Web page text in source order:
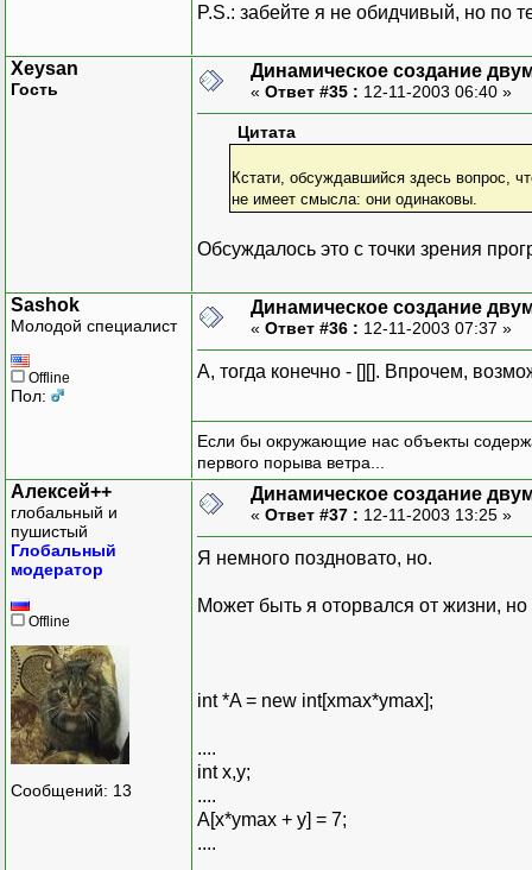
P.S.: забейте я не обидчивый, но по
Xeysan
Гость
Динамическое создание
« Ответ #35 : 12-11-2003 06:40 »
Цитата
Кстати, обсуждавшийся здесь вопрос,
не имеет смысла: они одинаковы.
Обсуждалось это с точки зрения
Sashok
Молодой специалист
Offline
Пол:
Динамическое создание
« Ответ #36 : 12-11-2003 07:37 »
А, тогда конечно - [][]. Впрочем,
Если бы окружающие нас объекты
первого порыва ветра...
Алексей++
глобальный и
пушистый
Глобальный
модератор
Offline
Сообщений: 13
Динамическое создание
« Ответ #37 : 12-11-2003 13:25 »
Я немного поздновато, но.
Может быть я оторвался от жизни,
int *A = new int[xmax*ymax];
....
int x,y;
....
A[x*ymax + y] = 7;
....